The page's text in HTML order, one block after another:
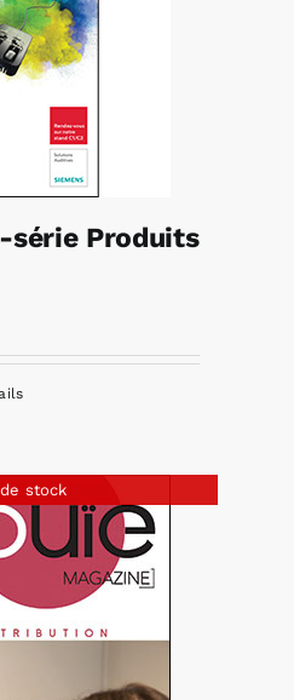
série Produits
stock